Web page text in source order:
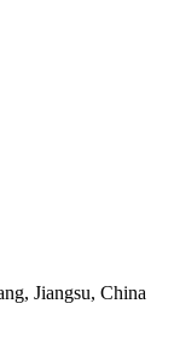
Jiangsu, China